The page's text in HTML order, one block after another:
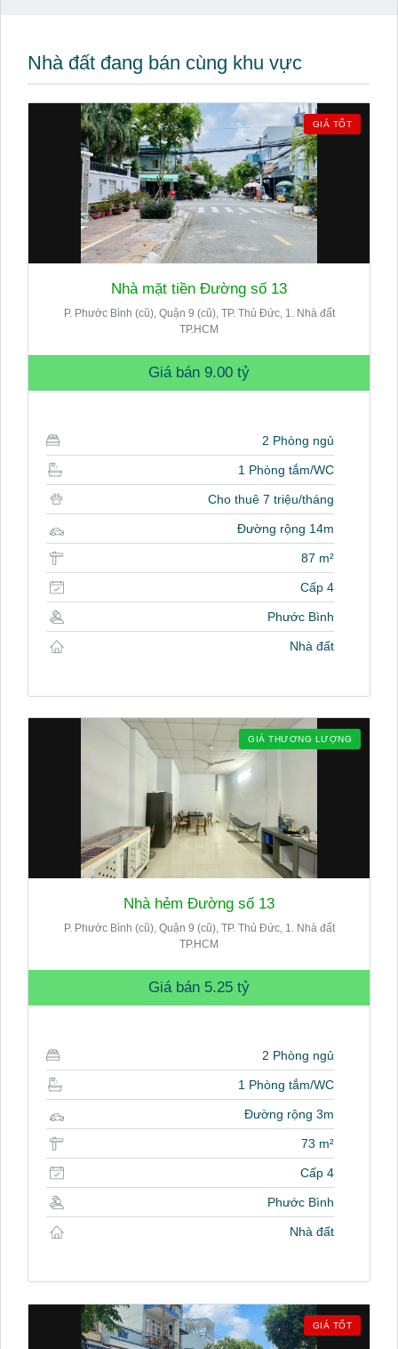
Nhà đất đang bán cùng khu vực
GIÁ TỐT
Nhà mặt tiền Đường số 13
P. Phước Bình (cũ), Quận 9 (cũ), TP. Thủ Đức, 1. Nhà đất
TP.HCM
Giá bán 9.00 tỷ
2 Phòng ngủ
1 Phòng tắm/WC
Cho thuê 7 triệu/tháng
Đường rộng 14m
87 m²
Cấp 4
Phước Bình
Nhà đất
GIÁ THƯƠNG LƯỢNG
Nhà hẻm Đường số 13
P. Phước Bình (cũ), Quận 9 (cũ), TP. Thủ Đức, 1. Nhà đất
TP.HCM
Giá bán 5.25 tỷ
2 Phòng ngủ
1 Phòng tắm/WC
Đường rộng 3m
73 m²
Cấp 4
Phước Bình
Nhà đất
GIÁ TỐT